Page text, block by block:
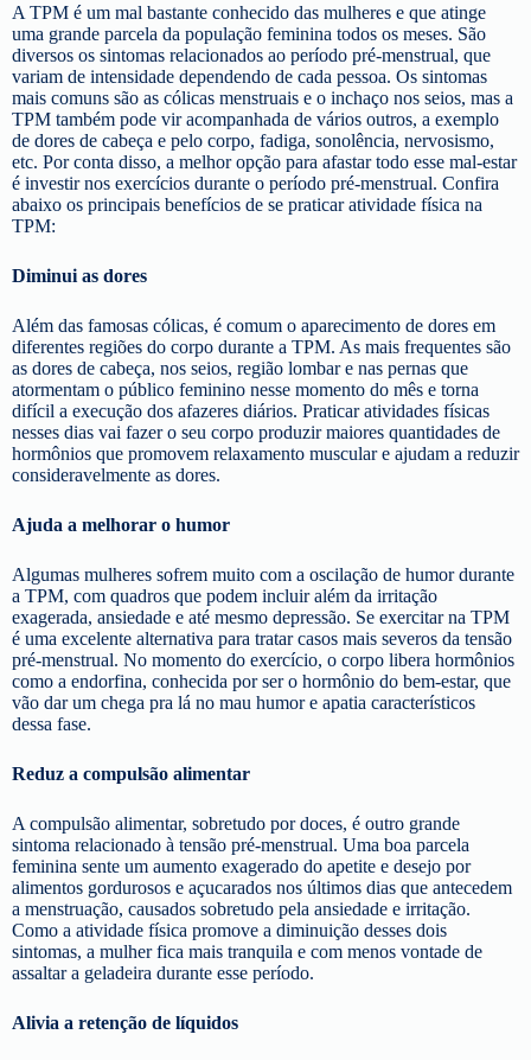
A TPM é um mal bastante conhecido das mulheres e que atinge
uma grande parcela da população feminina todos os meses. São
diversos os sintomas relacionados ao período pré-menstrual, que
variam de intensidade dependendo de cada pessoa. Os sintomas
mais comuns são as cólicas menstruais e o inchaço nos seios, mas a
TPM também pode vir acompanhada de vários outros, a exemplo
de dores de cabeça e pelo corpo, fadiga, sonolência, nervosismo,
etc. Por conta disso, a melhor opção para afastar todo esse mal-estar
é investir nos exercícios durante o período pré-menstrual. Confira
abaixo os principais benefícios de se praticar atividade física na
TPM:
Diminui as dores
Além das famosas cólicas, é comum o aparecimento de dores em
diferentes regiões do corpo durante a TPM. As mais frequentes são
as dores de cabeça, nos seios, região lombar e nas pernas que
atormentam o público feminino nesse momento do mês e torna
difícil a execução dos afazeres diários. Praticar atividades físicas
nesses dias vai fazer o seu corpo produzir maiores quantidades de
hormônios que promovem relaxamento muscular e ajudam a reduzir
consideravelmente as dores.
Ajuda a melhorar o humor
Algumas mulheres sofrem muito com a oscilação de humor durante
a TPM, com quadros que podem incluir além da irritação
exagerada, ansiedade e até mesmo depressão. Se exercitar na TPM
é uma excelente alternativa para tratar casos mais severos da tensão
pré-menstrual. No momento do exercício, o corpo libera hormônios
como a endorfina, conhecida por ser o hormônio do bem-estar, que
vão dar um chega pra lá no mau humor e apatia característicos
dessa fase.
Reduz a compulsão alimentar
A compulsão alimentar, sobretudo por doces, é outro grande
sintoma relacionado à tensão pré-menstrual. Uma boa parcela
feminina sente um aumento exagerado do apetite e desejo por
alimentos gordurosos e açucarados nos últimos dias que antecedem
a menstruação, causados sobretudo pela ansiedade e irritação.
Como a atividade física promove a diminuição desses dois
sintomas, a mulher fica mais tranquila e com menos vontade de
assaltar a geladeira durante esse período.
Alivia a retenção de líquidos